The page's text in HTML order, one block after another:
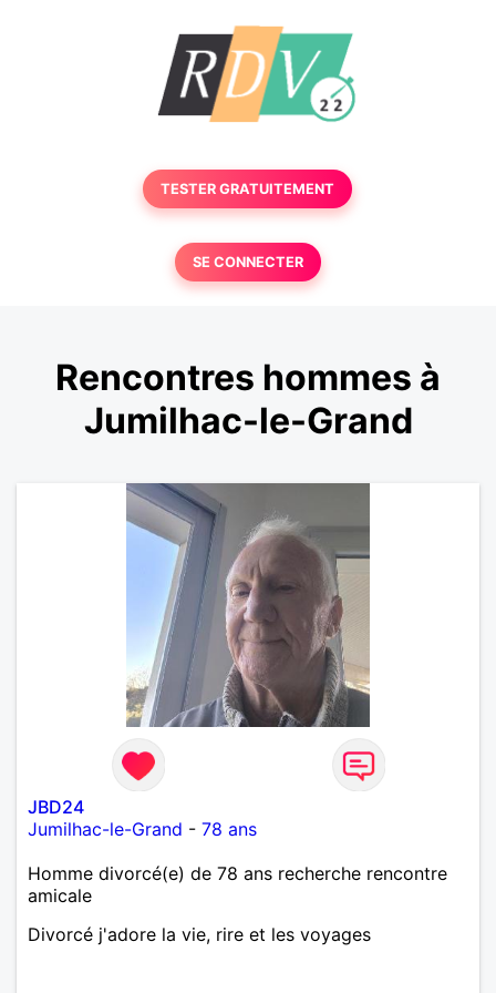
TESTER GRATUITEMENT
SE CONNECTER
Rencontres hommes à
Jumilhac-le-Grand
JBD24
Jumilhac-le-Grand - 78 ans
Homme divorcé(e) de 78 ans recherche rencontre
amicale
Divorcé j'adore la vie, rire et les voyages